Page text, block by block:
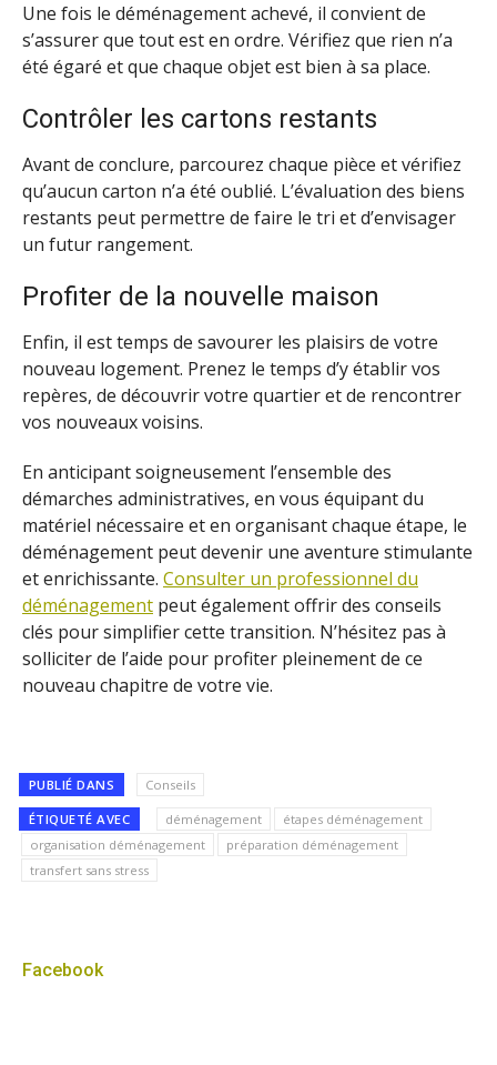
Une fois le déménagement achevé, il convient de
s’assurer que tout est en ordre. Vérifiez que rien n’a
été égaré et que chaque objet est bien à sa place.
Contrôler les cartons restants
Avant de conclure, parcourez chaque pièce et vérifiez
qu’aucun carton n’a été oublié. L’évaluation des biens
restants peut permettre de faire le tri et d’envisager
un futur rangement.
Profiter de la nouvelle maison
Enfin, il est temps de savourer les plaisirs de votre
nouveau logement. Prenez le temps d’y établir vos
repères, de découvrir votre quartier et de rencontrer
vos nouveaux voisins.
En anticipant soigneusement l’ensemble des
démarches administratives, en vous équipant du
matériel nécessaire et en organisant chaque étape, le
déménagement peut devenir une aventure stimulante
et enrichissante. Consulter un professionnel du
déménagement peut également offrir des conseils
clés pour simplifier cette transition. N’hésitez pas à
solliciter de l’aide pour profiter pleinement de ce
nouveau chapitre de votre vie.
PUBLIÉ DANS Conseils
ÉTIQUETÉ AVEC déménagement
étapes déménagement
organisation déménagement
préparation déménagement
transfert sans stress
Facebook